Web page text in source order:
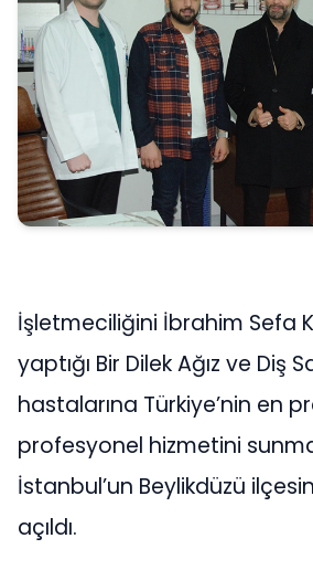
İşletmeciliğini İbrahim Sefa
yaptığı Bir Dilek Ağız ve Diş
hastalarına Türkiye’nin en
profesyonel hizmetini
İstanbul’un Beylikdüzü
açıldı.